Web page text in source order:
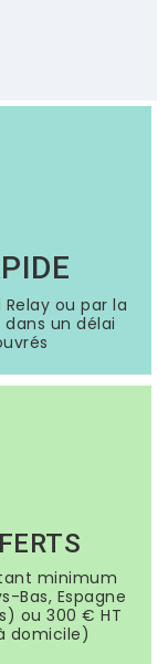
ou par la
un délai
minimum
Bas, Espagne
ou 300 € HT
domicile)